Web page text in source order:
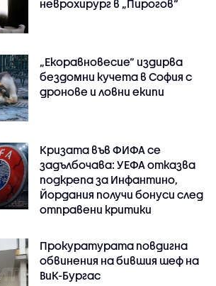
неврохирург в „Пирогов“
„Екоравновесие“ издирва
бездомни кучета в София с
дронове и ловни екипи
Кризата във ФИФА се
задълбочава: УЕФА отказва
подкрепа за Инфантино,
Йордания получи бонуси след
отправени критики
Прокуратурата повдигна
обвинения на бившия шеф на
ВиК-Бургас